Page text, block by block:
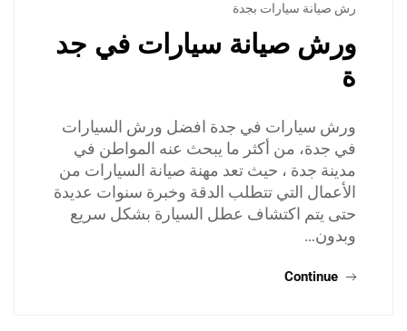
رش صيانة سيارات بجدة
ورش صيانة سيارات في جد
ة
ورش سيارات في جدة افضل ورش السيارات
في جدة، من أكثر ما يبحث عنه المواطن في
مدينة جدة ، حيث تعد مهنة صيانة السيارات من
الأعمال التي تتطلب الدقة وخبرة سنوات عديدة
حتى يتم اكتشاف عطل السيارة بشكل سريع
وبدون…
Continue